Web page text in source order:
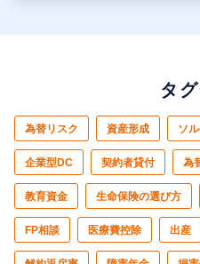
タ
為替リスク 資産形成 ソ
企業型DC 契約者貸付 為
教育資金 生命保険の選び方
FP相談 医療費控除 出産